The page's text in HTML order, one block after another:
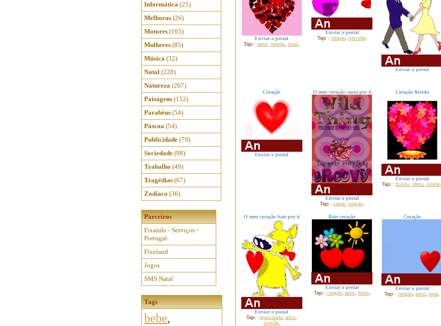
Informática (25)
Melhoras (26)
Motores (165)
Mulheres (85)
Música (32)
Natal (228)
Natureza (207)
Paisagens (152)
Parabéns (54)
Páscoa (54)
Publicidade (79)
Sociedade (98)
Trabalho (49)
Tragédias (67)
Zodíaco (36)
Parceiros
Fixando - Serviços -
Portugal
Fixeland
Jogos
SMS Natal
Tags
bebe,
Enviar o postal
Tags : amor, coração rosas
Enviar o postal
Tags : coração, convidar,
Enviar o postal
Coração
Enviar o postal
O meu coração canta por ti
Enviar o postal
Tags : cantar, coração
Coração florido
Enviar o postal
Tags : florido oferta coração
O meu coração bate por ti
Enviar o postal
Tags : apaixonado amor,
coração,
Bate coração
Enviar o postal
Tags : coração, amor, flores,
Coração
Enviar o postal
Tags : coração amor, setas